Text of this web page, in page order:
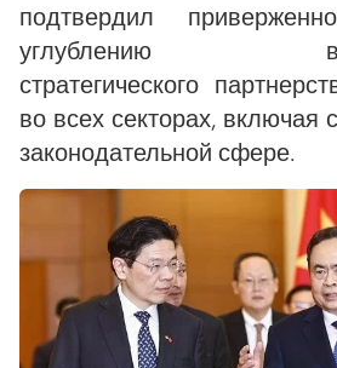
подтвердил
углублению
стратегического
во всех секторах, включая
законодательной сфере.